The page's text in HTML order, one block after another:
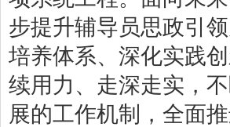
步提升辅导员思政引
培养体系、深化实践
续用力、走深走实，
展的工作机制，全面